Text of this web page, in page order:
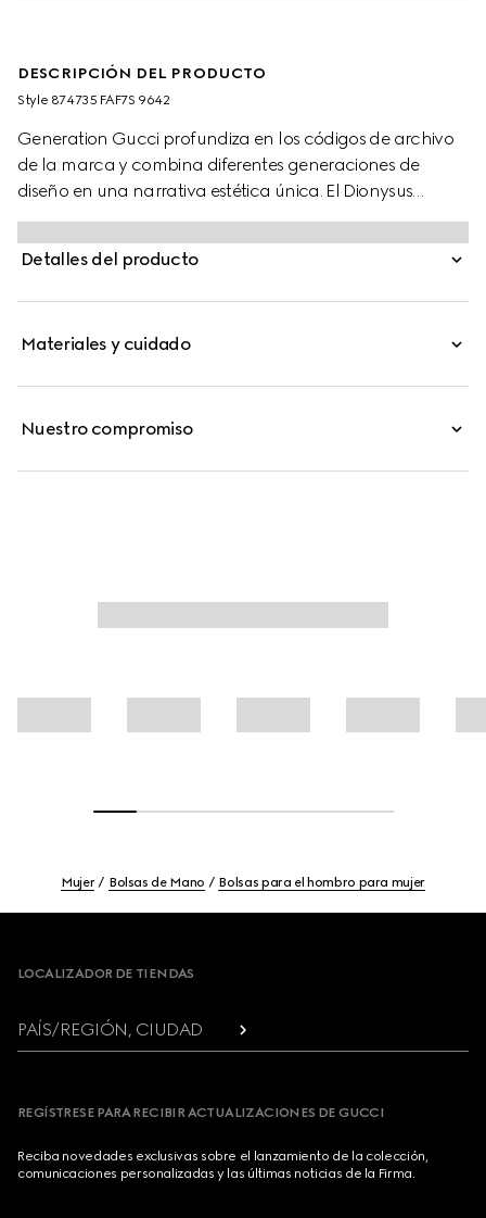
DESCRIPCIÓN DEL PRODUCTO
Style ‎874735 FAF7S 9642
Generation Gucci profundiza en los códigos de archivo
de la marca y combina diferentes generaciones de
diseño en una narrativa estética única. El Dionysus
presenta una construcción suave con fuelle y herrajes en
dos tonos. Los acabados metálicos de la emblemática
cabeza de tigre y la nueva correa de cadena
característica lona GG.
Detalles del producto
Materiales y cuidado
Nuestro compromiso
Mujer Bolsas de Mano Bolsas para el hombro para mujer
LOCALIZADOR DE TIENDAS
PAÍS/REGIÓN, CIUDAD
REGÍSTRESE PARA RECIBIR ACTUALIZACIONES DE GUCCI
Reciba novedades exclusivas sobre el lanzamiento de la colección,
comunicaciones personalizadas y las últimas noticias de la Firma.